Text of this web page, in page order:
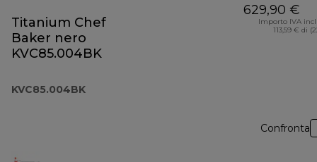
Titanium Chef
Baker nero
KVC85.004BK
KVC85.004BK
629,90 €
Importo IVA
113,59 € di
Confronta